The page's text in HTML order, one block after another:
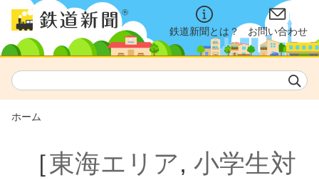
鉄道新聞とは？ お問い合わせ
ホーム
［東海エリア, 小学生対